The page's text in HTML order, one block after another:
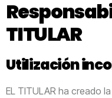
TITULAR
Utilización
EL TITULAR ha creado